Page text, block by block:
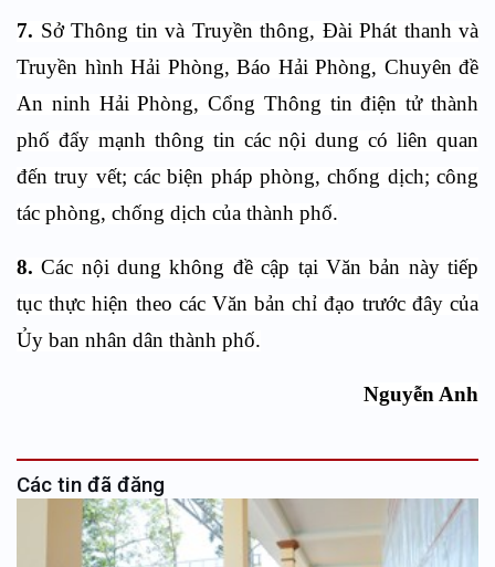
7. Sở Thông tin và Truyền thông, Đài Phát thanh và
Truyền hình Hải Phòng, Báo Hải Phòng, Chuyên đề
An ninh Hải Phòng, Cổng Thông tin điện tử thành
phố đẩy mạnh thông tin các nội dung có liên quan
đến truy vết; các biện pháp phòng, chống dịch; công
tác phòng, chống dịch của thành phố.
8. Các nội dung không đề cập tại Văn bản này tiếp
tục thực hiện theo các Văn bản chỉ đạo trước đây của
Ủy ban nhân dân thành phố.
Nguyễn Anh
Các tin đã đăng